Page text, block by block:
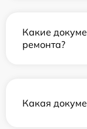
Какие
ремонта?
Какая